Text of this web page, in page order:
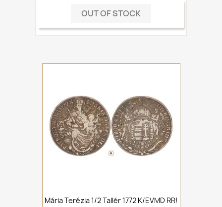
OUT OF STOCK
Mária Terézia 1/2 Tallér 1772 K/EVMD RR!